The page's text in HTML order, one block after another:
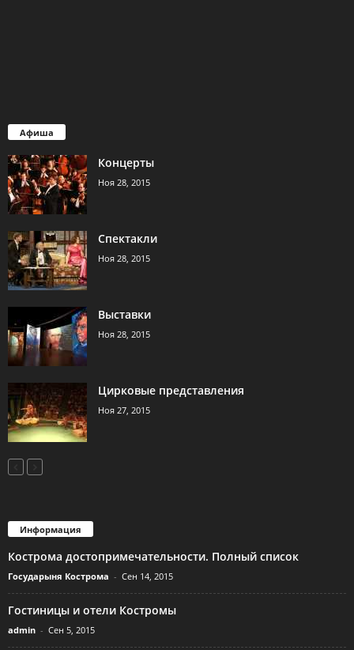
Афиша
Концерты
Ноя 28, 2015
Спектакли
Ноя 28, 2015
Выставки
Ноя 28, 2015
Цирковые представления
Ноя 27, 2015
Информация
Кострома достопримечательности. Полный список
Государыня Кострома - Сен 14, 2015
Гостиницы и отели Костромы
admin - Сен 5, 2015